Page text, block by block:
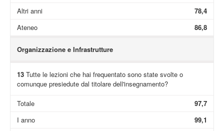
Altri anni
78,4
Ateneo
86,8
Organizzazione e Infrastrutture
13Tutte le lezioni che hai frequentato sono state svolte o
comunque presiedute dal titolare dell'insegnamento?
Totale
97,7
I anno
99,1